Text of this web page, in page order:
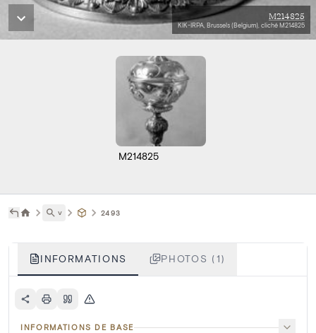
M214825
KIK-IRPA, Brussels (Belgium), cliché M214825
M214825
˅ 2493
INFORMATIONS PHOTOS (1)
INFORMATIONS DE BASE